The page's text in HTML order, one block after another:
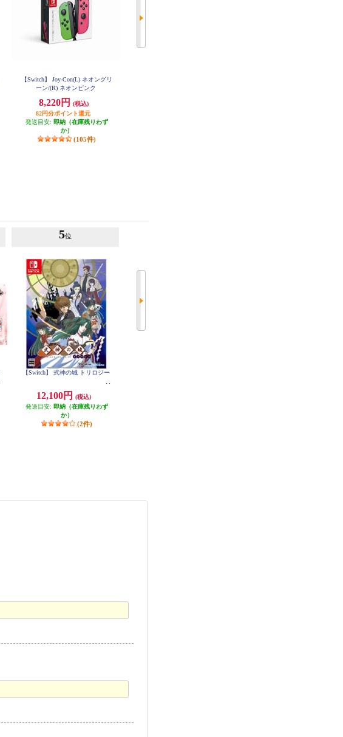
【Switch】 Joy-Con(L) ネオングリ
ーン/(R) ネオンピンク
8,220円
(税込)
82円分ポイント還元
発送目安: 即納（在庫残りわず
か）
(105件)
5位
【Switch】 式神の城 トリロジー
12,100円
(税込)
発送目安: 即納（在庫残りわず
か）
(2件)